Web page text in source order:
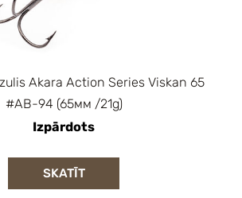
Akara Action Series Viskan 65
#AB-94 (65мм /21g)
Izpārdots
SKATĪT